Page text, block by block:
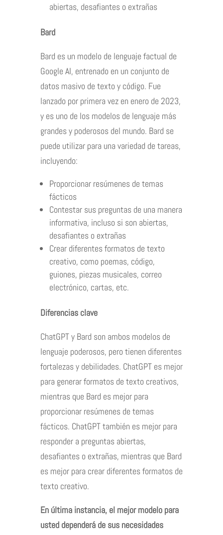
abiertas, desafiantes o extrañas
Bard
Bard es un modelo de lenguaje factual de
Google AI, entrenado en un conjunto de
datos masivo de texto y código. Fue
lanzado por primera vez en enero de 2023,
y es uno de los modelos de lenguaje más
grandes y poderosos del mundo. Bard se
puede utilizar para una variedad de tareas,
incluyendo:
Proporcionar resúmenes de temas
fácticos
Contestar sus preguntas de una manera
informativa, incluso si son abiertas,
desafiantes o extrañas
Crear diferentes formatos de texto
creativo, como poemas, código,
guiones, piezas musicales, correo
electrónico, cartas, etc.
Diferencias clave
ChatGPT y Bard son ambos modelos de
lenguaje poderosos, pero tienen diferentes
fortalezas y debilidades. ChatGPT es mejor
para generar formatos de texto creativos,
mientras que Bard es mejor para
proporcionar resúmenes de temas
fácticos. ChatGPT también es mejor para
responder a preguntas abiertas,
desafiantes o extrañas, mientras que Bard
es mejor para crear diferentes formatos de
texto creativo.
En última instancia, el mejor modelo para
usted dependerá de sus necesidades